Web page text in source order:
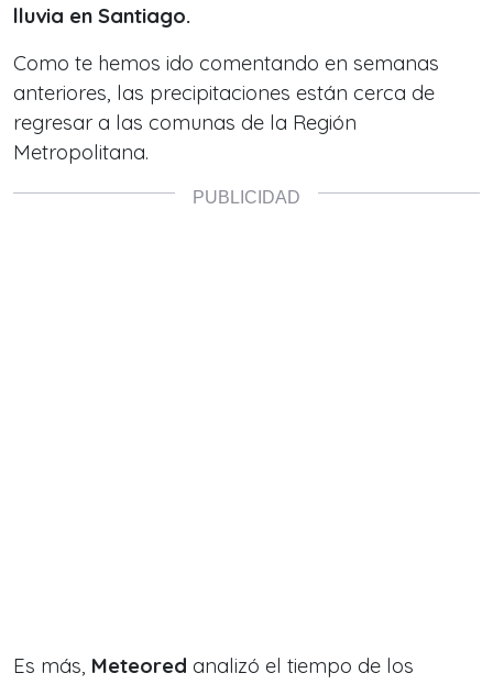
lluvia en Santiago.
Como te hemos ido comentando en semanas
anteriores, las precipitaciones están cerca de
regresar a las comunas de la Región
Metropolitana.
Es más, Meteored analizó el tiempo de los